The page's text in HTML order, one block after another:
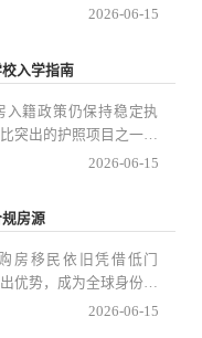
门选择，其入籍政策自
年调整投资额后保持稳
其入籍主要分为购房入
径，其中购房入籍因兼
置属性，成为超70%申
身份功能性与资产保值
2026-06-15
入学指南
入籍政策仍保持稳定执
突出的护照项目之一，
择。该政策不仅有清晰
准，还能为子女带来多
与子女升学目标，制定
规划。
2026-06-15
房源
房移民依旧凭借低门
优势，成为全球身份规
申请人通过购置官方认
选择存款入籍的替代方
2026-06-15